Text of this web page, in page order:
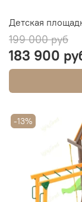
Детская
199 000 руб
183 900
-13%